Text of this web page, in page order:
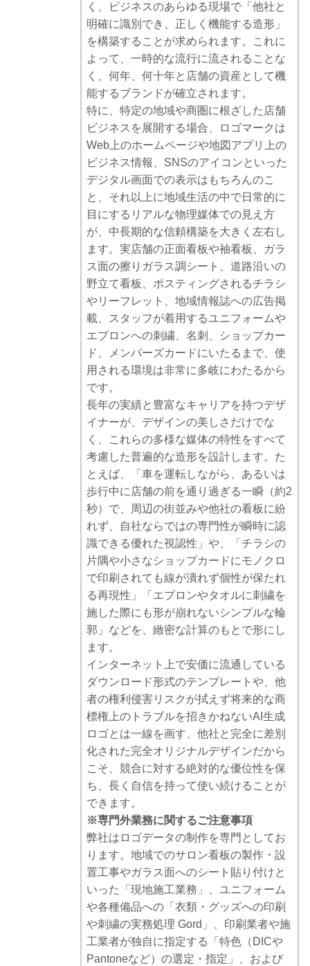
く、ビジネスのあらゆる現場で「他社と
明確に識別でき、正しく機能する造形」
を構築することが求められます。これに
よって、一時的な流行に流されることな
く、何年、何十年と店舗の資産として機
能するブランドが確立されます。
特に、特定の地域や商圏に根ざした店舗
ビジネスを展開する場合、ロゴマークは
Web上のホームページや地図アプリ上の
ビジネス情報、SNSのアイコンといった
デジタル画面での表示はもちろんのこ
と、それ以上に地域生活の中で日常的に
目にするリアルな物理媒体での見え方
が、中長期的な信頼構築を大きく左右し
ます。実店舗の正面看板や袖看板、ガラ
ス面の擦りガラス調シート、道路沿いの
野立て看板、ポスティングされるチラシ
やリーフレット、地域情報誌への広告掲
載、スタッフが着用するユニフォームや
エプロンへの刺繍、名刺、ショップカー
ド、メンバーズカードにいたるまで、使
用される環境は非常に多岐にわたるから
です。
長年の実績と豊富なキャリアを持つデザ
イナーが、デザインの美しさだけでな
く、これらの多様な媒体の特性をすべて
考慮した普遍的な造形を設計します。た
とえば、「車を運転しながら、あるいは
歩行中に店舗の前を通り過ぎる一瞬（約2
秒）で、周辺の街並みや他社の看板に紛
れず、自社ならではの専門性が瞬時に認
識できる優れた視認性」や、「チラシの
片隅や小さなショップカードにモノクロ
で印刷されても線が潰れず個性が保たれ
る再現性」「エプロンやタオルに刺繍を
施した際にも形が崩れないシンプルな輪
郭」などを、緻密な計算のもとで形にし
ます。
インターネット上で安価に流通している
ダウンロード形式のテンプレートや、他
者の権利侵害リスクが拭えず将来的な商
標権上のトラブルを招きかねないAI生成
ロゴとは一線を画す、他社と完全に差別
化された完全オリジナルデザインだから
こそ、競合に対する絶対的な優位性を保
ち、長く自信を持って使い続けることが
できます。
※専門外業務に関するご注意事項
弊社はロゴデータの制作を専門としてお
ります。地域でのサロン看板の製作・設
置工事やガラス面へのシート貼り付けと
いった「現地施工業務」、ユニフォーム
や各種備品への「衣類・グッズへの印刷
や刺繍の実務処理 Gord」、印刷業者や施
工業者が独自に指定する「特色（DICや
Pantoneなど）の選定・指定」、および